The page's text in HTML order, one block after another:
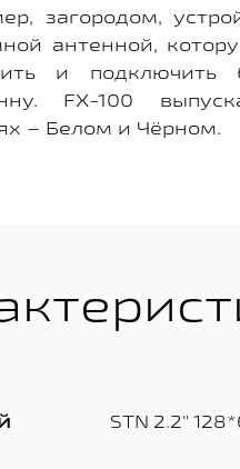
загородом,
антенной,
и подключить
FX-100
– Белом и Чёрном.
STN 2.2"